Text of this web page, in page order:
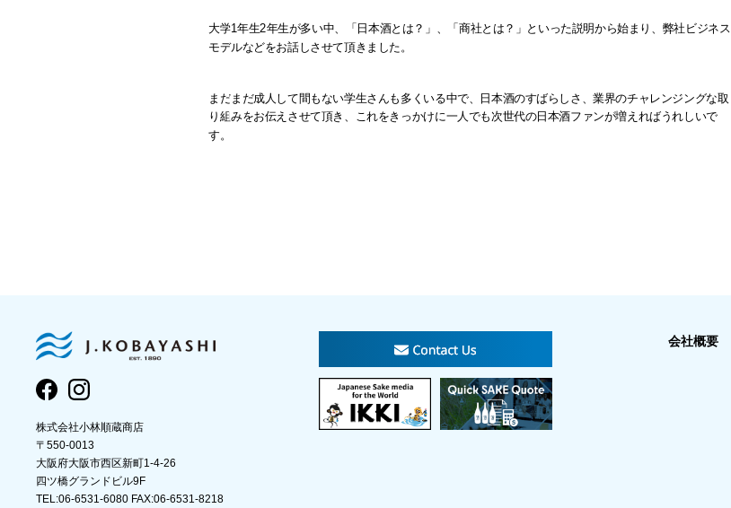
大学1年生2年生が多い中、「日本酒とは？」、「商社とは？」といった説明から始まり、弊社ビジネス
モデルなどをお話しさせて頂きました。
まだまだ成人して間もない学生さんも多くいる中で、日本酒のすばらしさ、業界のチャレンジングな取
り組みをお伝えさせて頂き、これをきっかけに一人でも次世代の日本酒ファンが増えればうれしいで
す。
株式会社小林順蔵商店
〒550-0013
大阪府大阪市西区新町1-4-26
四ツ橋グランドビル9F
TEL:06-6531-6080 FAX:06-6531-8218
会社概要